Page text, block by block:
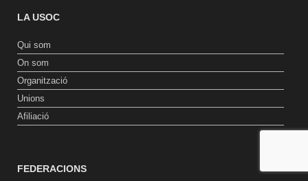
LA USOC
Qui som
On som
Organització
Unions
Afiliació
FEDERACIONS